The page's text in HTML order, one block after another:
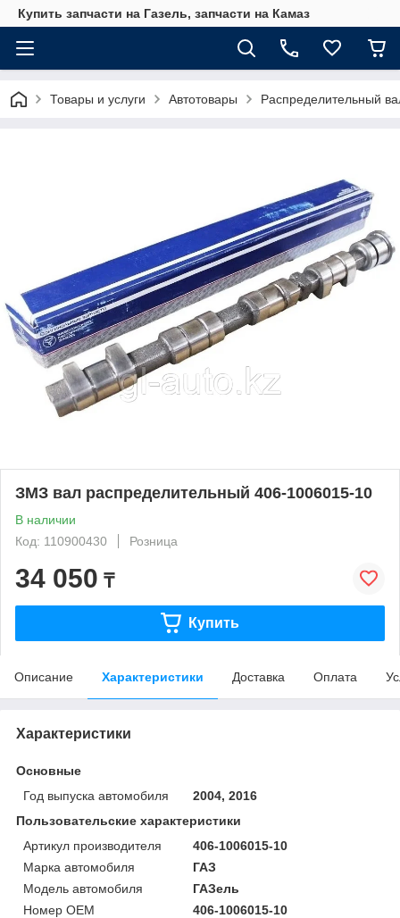
Купить запчасти на Газель, запчасти на Камаз
Товары и услуги Автотовары Распределительный
ЗМЗ вал распределительный 406-1006015-10
В наличии
Код: 110900430
Розница
34 050 ₸
Купить
Описание Характеристики Доставка Оплата
Характеристики
Основные
Год выпуска автомобиля
2004, 2016
Пользовательские характеристики
Артикул производителя
406-1006015-10
Марка автомобиля
ГАЗ
Модель автомобиля
ГАЗель
Номер OEM
406-1006015-10